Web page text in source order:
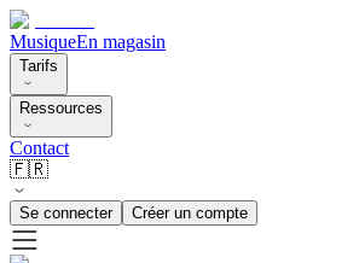
MusiqueEn magasin
Tarifs
Ressources
Contact
🇫🇷
Se connecter Créer un compte